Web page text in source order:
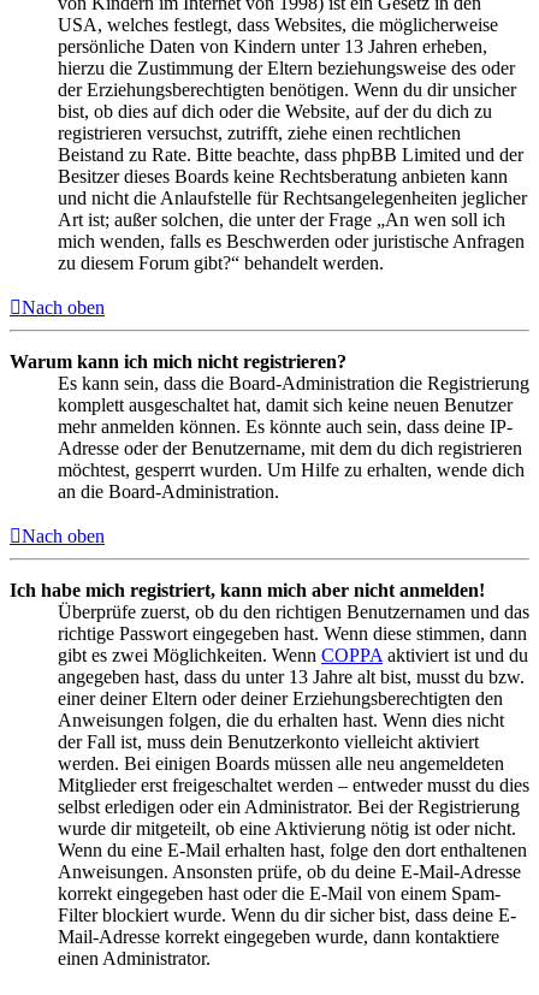
USA, welches festlegt, dass Websites, die möglicherweise
persönliche Daten von Kindern unter 13 Jahren erheben,
hierzu die Zustimmung der Eltern beziehungsweise des oder
der Erziehungsberechtigten benötigen. Wenn du dir unsicher
bist, ob dies auf dich oder die Website, auf der du dich zu
registrieren versuchst, zutrifft, ziehe einen rechtlichen
Beistand zu Rate. Bitte beachte, dass phpBB Limited und der
Besitzer dieses Boards keine Rechtsberatung anbieten kann
und nicht die Anlaufstelle für Rechtsangelegenheiten jeglicher
Art ist; außer solchen, die unter der Frage „An wen soll ich
mich wenden, falls es Beschwerden oder juristische Anfragen
zu diesem Forum gibt?“ behandelt werden.
Nach oben
Warum kann ich mich nicht registrieren?
Es kann sein, dass die Board-Administration die Registrierung
komplett ausgeschaltet hat, damit sich keine neuen Benutzer
mehr anmelden können. Es könnte auch sein, dass deine IP-
Adresse oder der Benutzername, mit dem du dich registrieren
möchtest, gesperrt wurden. Um Hilfe zu erhalten, wende dich
an die Board-Administration.
Nach oben
Ich habe mich registriert, kann mich aber nicht anmelden!
Überprüfe zuerst, ob du den richtigen Benutzernamen und das
richtige Passwort eingegeben hast. Wenn diese stimmen, dann
gibt es zwei Möglichkeiten. Wenn COPPA aktiviert ist und du
angegeben hast, dass du unter 13 Jahre alt bist, musst du bzw.
einer deiner Eltern oder deiner Erziehungsberechtigten den
Anweisungen folgen, die du erhalten hast. Wenn dies nicht
der Fall ist, muss dein Benutzerkonto vielleicht aktiviert
werden. Bei einigen Boards müssen alle neu angemeldeten
Mitglieder erst freigeschaltet werden – entweder musst du dies
selbst erledigen oder ein Administrator. Bei der Registrierung
wurde dir mitgeteilt, ob eine Aktivierung nötig ist oder nicht.
Wenn du eine E-Mail erhalten hast, folge den dort enthaltenen
Anweisungen. Ansonsten prüfe, ob du deine E-Mail-Adresse
korrekt eingegeben hast oder die E-Mail von einem Spam-
Filter blockiert wurde. Wenn du dir sicher bist, dass deine E-
Mail-Adresse korrekt eingegeben wurde, dann kontaktiere
einen Administrator.